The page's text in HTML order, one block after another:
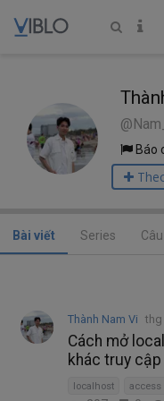
Báo
Bài viết Series
Thành Nam Vi thg
Cách mở
khác truy
localhost access